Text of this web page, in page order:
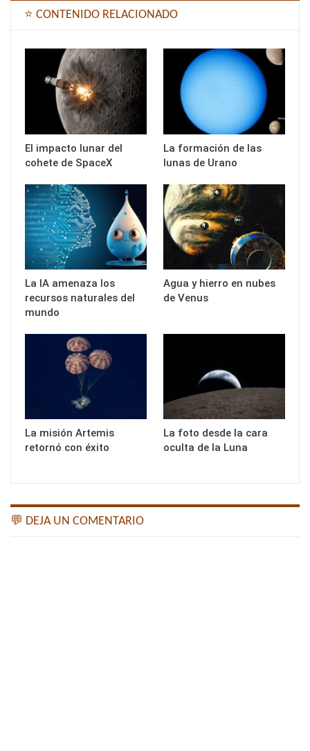
⭐ CONTENIDO RELACIONADO
El impacto lunar del
cohete de SpaceX
La formación de las
lunas de Urano
La IA amenaza los
recursos naturales del
mundo
Agua y hierro en nubes
de Venus
La misión Artemis
retornó con éxito
La foto desde la cara
oculta de la Luna
💬 DEJA UN COMENTARIO